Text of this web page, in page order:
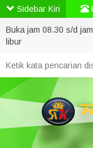
Buka jam 08.30 s/d
libur
Sidebar Kiri